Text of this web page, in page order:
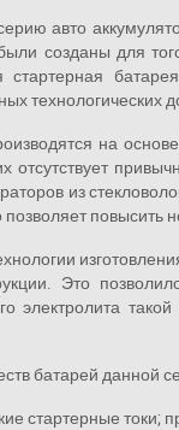
авто
созданы для
стартерная
технологических
на
отсутствует
из
повысить
Это
электролита
батарей данной
стартерные токи;